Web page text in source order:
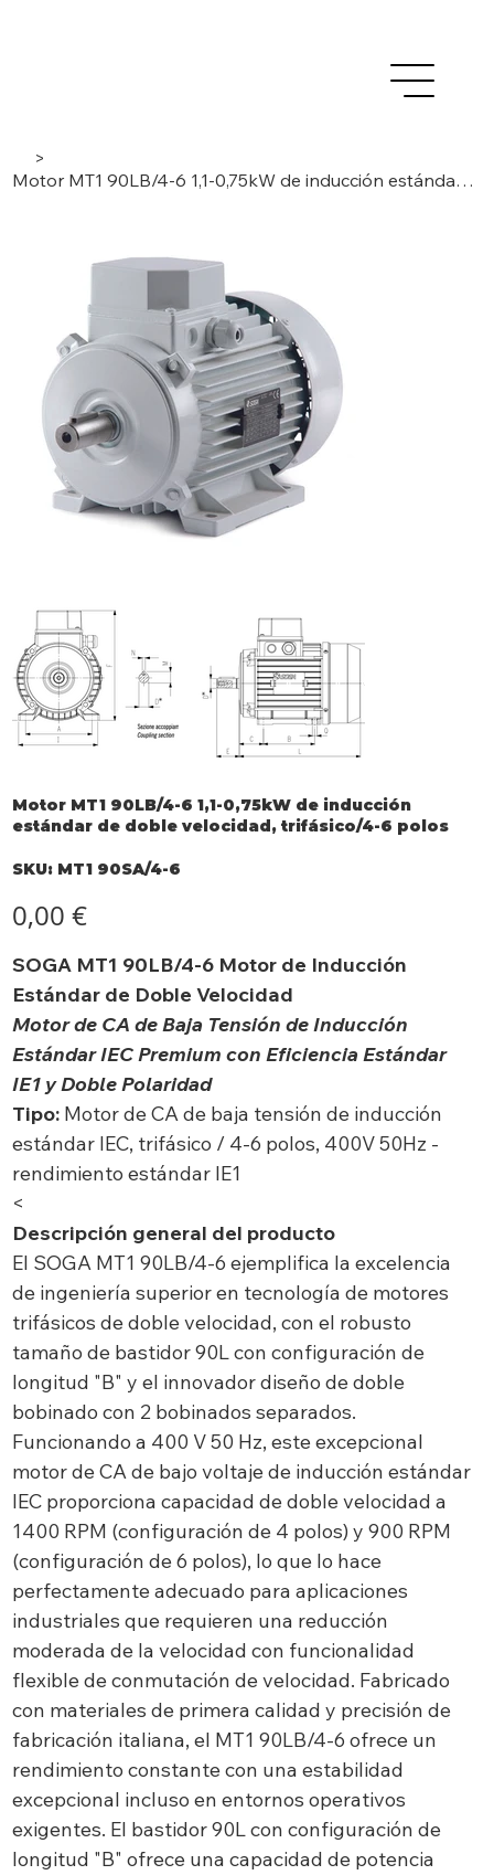
>
Motor MT1 90LB/4-6 1,1-0,75kW de inducción estándar de doble velocidad, trifásico/4-6 polos
Motor MT1 90LB/4-6 1,1-0,75kW de inducción
estándar de doble velocidad, trifásico/4-6 polos
SKU: SKU
MT1
MT1 90SA/4-6
0,00 €
SOGA MT1 90LB/4-6 Motor de Inducción
Estándar de Doble Velocidad
Motor de CA de Baja Tensión de Inducción
Estándar IEC Premium con Eficiencia Estándar
IE1 y Doble Polaridad
Tipo:Motor de CA de baja tensión de inducción
estándar IEC, trifásico / 4-6 polos, 400V 50Hz -
rendimiento estándar IE1
<
Descripción general del producto
El SOGA MT1 90LB/4-6 ejemplifica la excelencia
de ingeniería superior en tecnología de motores
trifásicos de doble velocidad, con el robusto
tamaño de bastidor 90L con configuración de
longitud "B" y el innovador diseño de doble
bobinado con 2 bobinados separados.
Funcionando a 400 V 50 Hz, este excepcional
motor de CA de bajo voltaje de inducción estándar
IEC proporciona capacidad de doble velocidad a
1400 RPM (configuración de 4 polos) y 900 RPM
(configuración de 6 polos), lo que lo hace
perfectamente adecuado para aplicaciones
industriales que requieren una reducción
moderada de la velocidad con funcionalidad
flexible de conmutación de velocidad. Fabricado
con materiales de primera calidad y precisión de
fabricación italiana, el MT1 90LB/4-6 ofrece un
rendimiento constante con una estabilidad
excepcional incluso en entornos operativos
exigentes. El bastidor 90L con configuración de
longitud "B" ofrece una capacidad de potencia